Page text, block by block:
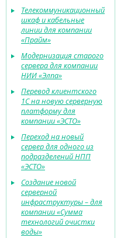
Телекоммуникационный
шкаф и кабельные
линии для компании
«Прайм»
Модернизация старого
сервера для компании
НИИ «Элпа»
Перевод клиентского
1С на новую серверную
платформу для
компании «ЭСТО»
Переход на новый
сервер для одного из
подразделений НПП
«ЭСТО»
Создание новой
серверной
инфраструктуры – для
компании «Сумма
технологий очистки
воды»